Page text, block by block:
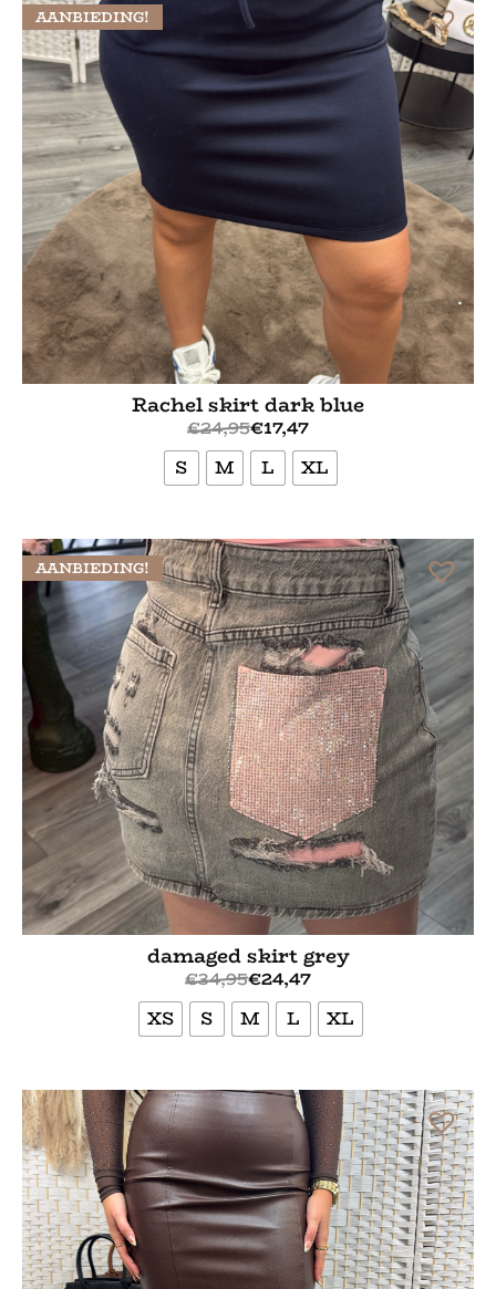
AANBIEDING!
Rachel skirt dark blue
€24,95€17,47
S
M L XL
AANBIEDING!
damaged skirt grey
€34,95€24,47
XS
S M L XL